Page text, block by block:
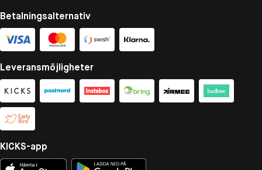
Betalningsalternativ
Leveransmöjligheter
KICKS-app